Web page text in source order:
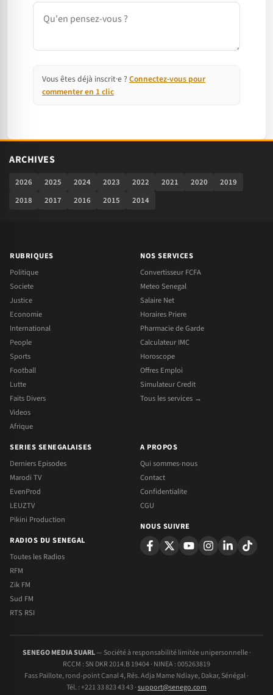
Commentaire
Vous êtes déjà inscrit·e ? Connectez-vous pour
commenter en 1 clic
ARCHIVES
2026 2025 2024 2023 2022 2021 2020
2019
2018
2017 2016 2015 2014
RUBRIQUES
Politique
Societe
Justice
Economie
International
People
Sports
Football
Lutte
Faits Divers
Videos
Afrique
NOS SERVICES
Convertisseur FCFA
Meteo Senegal
Salaire Net
Horaires Priere
Pharmacie de Garde
Calculateur IMC
Horoscope
Offres Emploi
Simulateur Credit
Tous les services →
SERIES SENEGALAISES
Derniers Episodes
Marodi TV
EvenProd
LEUZTV
Pikini Production
RADIOS DU SENEGAL
Toutes les Radios
RFM
Zik FM
Sud FM
RTS RSI
A PROPOS
Qui sommes-nous
Contact
Confidentialite
CGU
NOUS SUIVRE
SENEGO MEDIA SUARL— Société à responsabilité limitée unipersonnelle ·
RCCM : SN DKR 2014.B 19404 · NINEA : 005263819
Fass Paillote, rond-point Canal 4, Rés. Adja Mame Ndiaye, Dakar, Sénégal ·
Tél. : +221 33 823 43 43 ·support@senego.com